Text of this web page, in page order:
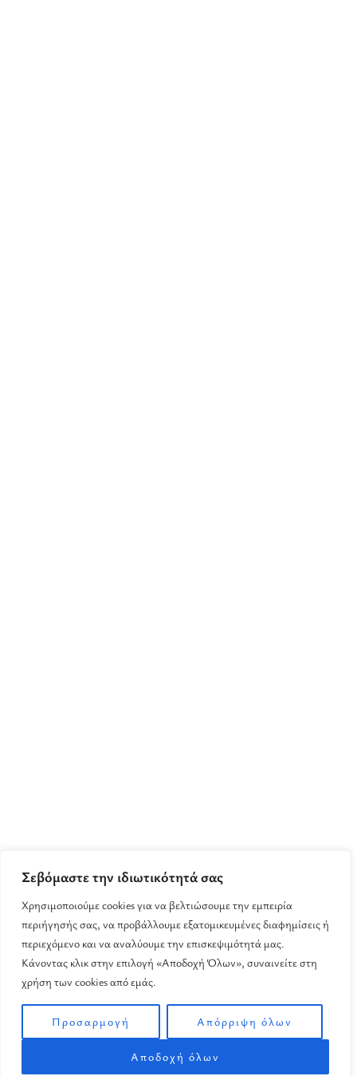
Σεβόμαστε την ιδιωτικότητά σας
Χρησιμοποιούμε cookies για να βελτιώσουμε την εμπειρία
περιήγησής σας, να προβάλλουμε εξατομικευμένες διαφημίσεις ή
περιεχόμενο και να αναλύουμε την επισκεψιμότητά μας.
Κάνοντας κλικ στην επιλογή «Αποδοχή Όλων», συναινείτε στη
χρήση των cookies από εμάς.
Προσαρμογή Απόρριψη όλων
Αποδοχή όλων